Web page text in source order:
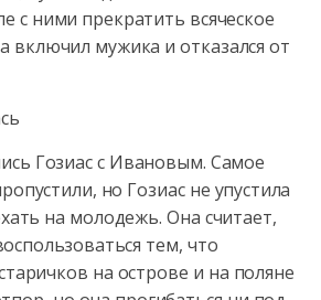
с ними прекратить всяческое
мужика и отказался от
Гозиас с Ивановым. Самое
но Гозиас не упустила
на молодежь. Она считает,
тем, что
на острове и на поляне